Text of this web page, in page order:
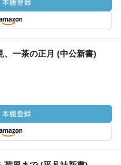
、一茶の正月 (中公新書)